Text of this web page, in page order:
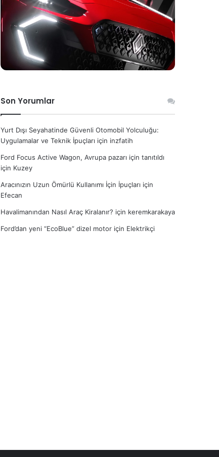
Son Yorumlar
Yurt Dışı Seyahatinde Güvenli Otomobil Yolculuğu:
Uygulamalar ve Teknik İpuçları için inzfatih
Ford Focus Active Wagon, Avrupa pazarı için tanıtıldı
için Kuzey
Aracınızın Uzun Ömürlü Kullanımı İçin İpuçları için
Efecan
Havalimanından Nasıl Araç Kiralanır? için keremkarakaya
Ford’dan yeni “EcoBlue” dizel motor için Elektrikçi